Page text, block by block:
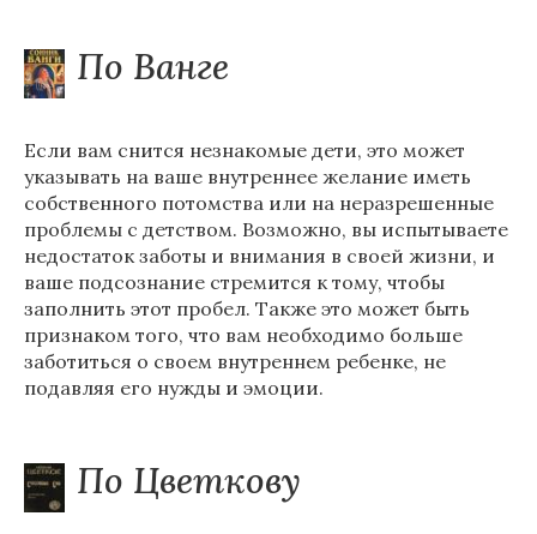
По Ванге
Если вам снится незнакомые дети, это может
указывать на ваше внутреннее желание иметь
собственного потомства или на неразрешенные
проблемы с детством. Возможно, вы испытываете
недостаток заботы и внимания в своей жизни, и
ваше подсознание стремится к тому, чтобы
заполнить этот пробел. Также это может быть
признаком того, что вам необходимо больше
заботиться о своем внутреннем ребенке, не
подавляя его нужды и эмоции.
По Цветкову